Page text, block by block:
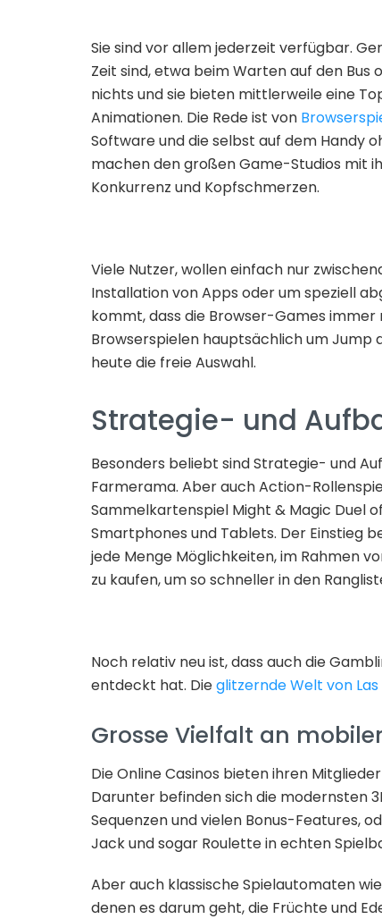
Sie sind vor allem jederzeit verfügbar.
Zeit sind, etwa beim Warten auf den Bus
nichts und sie bieten mittlerweile eine
Animationen. Die Rede ist von
Software und die selbst auf dem Handy
machen den großen Game-Studios mit
Konkurrenz und Kopfschmerzen.
Viele Nutzer, wollen einfach nur
Installation von Apps oder um speziell
kommt, dass die Browser-Games
Browserspielen hauptsächlich um Jump
heute die freie Auswahl.
Strategie- und
Besonders beliebt sind Strategie- und
Farmerama. Aber auch Action-
Sammelkartenspiel Might & Magic Duel
Smartphones und Tablets. Der Einstieg
jede Menge Möglichkeiten, im Rahmen
zu kaufen, um so schneller in den
Noch relativ neu ist, dass auch die
entdeckt hat. Dieglitzernde Welt von Las
Grosse Vielfalt an
Die Online Casinos bieten ihren
Darunter befinden sich die modernsten
Sequenzen und vielen Bonus-Features,
Jack und sogar Roulette in echten
Aber auch klassische Spielautomaten
denen es darum geht, die Früchte und